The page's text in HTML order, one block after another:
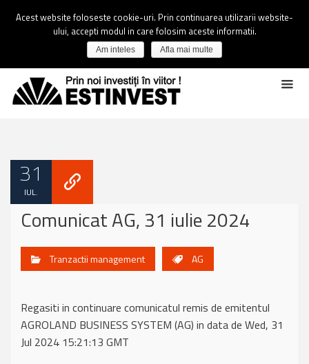
31
IUL.
Comunicat AG, 31 iulie 2024
Tranzactii management AG
Regasiti in continuare comunicatul remis de emitentul
AGROLAND BUSINESS SYSTEM (AG) in data de Wed, 31
Jul 2024 15:21:13 GMT
Acest website foloseste cookie-uri. Prin continuarea utilizarii website-
ului, accepti modul in care folosim aceste informatii.
Am inteles Afla mai multe